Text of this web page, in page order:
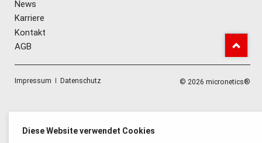
News
Karriere
Kontakt
AGB
Navigation
Impressum Datenschutz © 2026 micronetics®
Diese Website verwendet Cookies